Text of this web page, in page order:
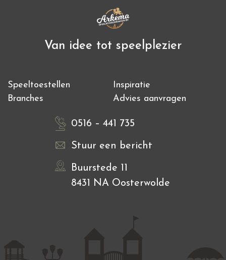
Van idee tot speelplezier
Speeltoestellen
Inspiratie
Branches
Advies aanvragen
0516 – 441 735
Stuur een bericht
Buurstede 11
8431 NA Oosterwolde